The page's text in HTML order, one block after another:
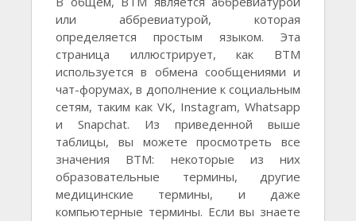
или аббревиатурой, которая
определяется простым языком. Эта
страница иллюстрирует, как BTM
используется в обмена сообщениями и
чат-форумах, в дополнение к социальным
сетям, таким как VK, Instagram, Whatsapp
и Snapchat. Из приведенной выше
таблицы, вы можете просмотреть все
значения BTM: некоторые из них
образовательные термины, другие
медицинские термины, и даже
компьютерные термины. Если вы знаете